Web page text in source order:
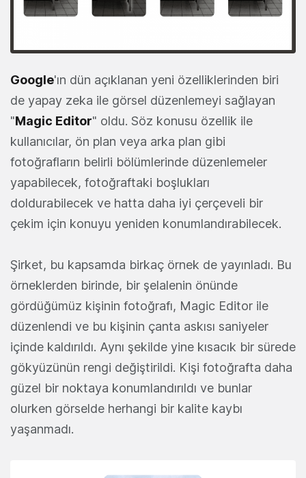
Google'ın dün açıklanan yeni özelliklerinden biri
de yapay zeka ile görsel düzenlemeyi sağlayan
"Magic Editor" oldu. Söz konusu özellik ile
kullanıcılar, ön plan veya arka plan gibi
fotoğrafların belirli bölümlerinde düzenlemeler
yapabilecek, fotoğraftaki boşlukları
doldurabilecek ve hatta daha iyi çerçeveli bir
çekim için konuyu yeniden konumlandırabilecek.
Şirket, bu kapsamda birkaç örnek de yayınladı. Bu
örneklerden birinde, bir şelalenin önünde
gördüğümüz kişinin fotoğrafı, Magic Editor ile
düzenlendi ve bu kişinin çanta askısı saniyeler
içinde kaldırıldı. Aynı şekilde yine kısacık bir sürede
gökyüzünün rengi değiştirildi. Kişi fotoğrafta daha
güzel bir noktaya konumlandırıldı ve bunlar
olurken görselde herhangi bir kalite kaybı
yaşanmadı.